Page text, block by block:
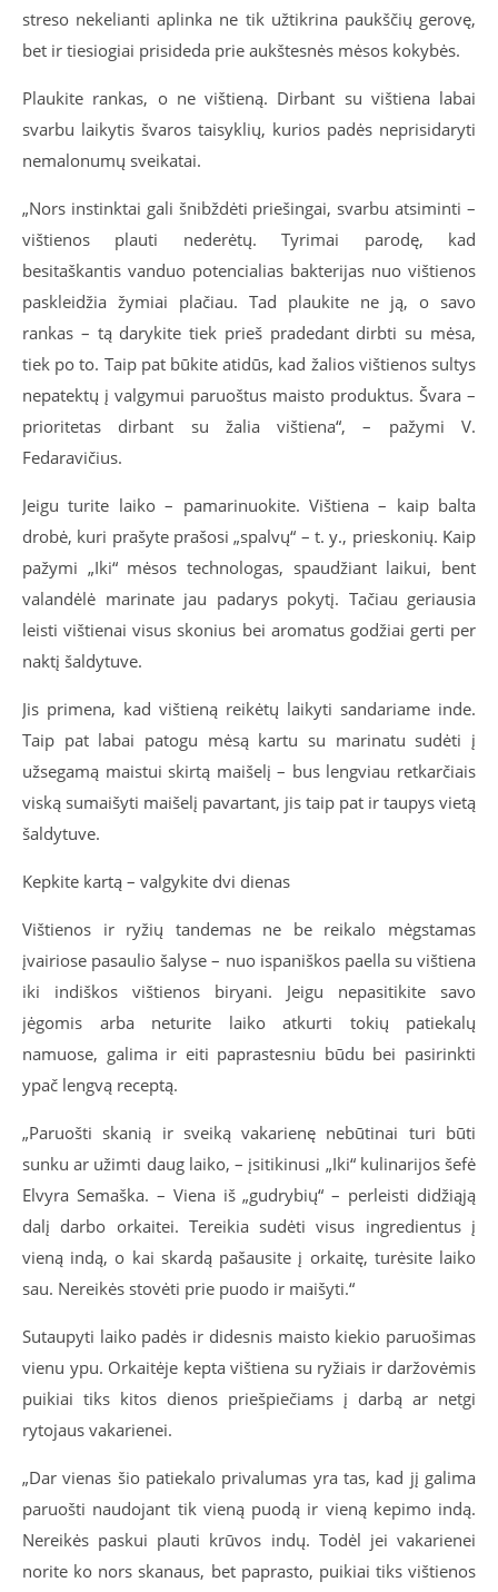
streso nekelianti aplinka ne tik užtikrina paukščių gerovę,
bet ir tiesiogiai prisideda prie aukštesnės mėsos kokybės.
Plaukite rankas, o ne vištieną. Dirbant su vištiena labai
svarbu laikytis švaros taisyklių, kurios padės neprisidaryti
nemalonumų sveikatai.
„Nors instinktai gali šnibždėti priešingai, svarbu atsiminti –
vištienos plauti nederėtų. Tyrimai parodę, kad
besitaškantis vanduo potencialias bakterijas nuo vištienos
paskleidžia žymiai plačiau. Tad plaukite ne ją, o savo
rankas – tą darykite tiek prieš pradedant dirbti su mėsa,
tiek po to. Taip pat būkite atidūs, kad žalios vištienos sultys
nepatektų į valgymui paruoštus maisto produktus. Švara –
prioritetas dirbant su žalia vištiena“, – pažymi V.
Fedaravičius.
Jeigu turite laiko – pamarinuokite. Vištiena – kaip balta
drobė, kuri prašyte prašosi „spalvų“ – t. y., prieskonių. Kaip
pažymi „Iki“ mėsos technologas, spaudžiant laikui, bent
valandėlė marinate jau padarys pokytį. Tačiau geriausia
leisti vištienai visus skonius bei aromatus godžiai gerti per
naktį šaldytuve.
Jis primena, kad vištieną reikėtų laikyti sandariame inde.
Taip pat labai patogu mėsą kartu su marinatu sudėti į
užsegamą maistui skirtą maišelį – bus lengviau retkarčiais
viską sumaišyti maišelį pavartant, jis taip pat ir taupys vietą
šaldytuve.
Kepkite kartą – valgykite dvi dienas
Vištienos ir ryžių tandemas ne be reikalo mėgstamas
įvairiose pasaulio šalyse – nuo ispaniškos paella su vištiena
iki indiškos vištienos biryani. Jeigu nepasitikite savo
jėgomis arba neturite laiko atkurti tokių patiekalų
namuose, galima ir eiti paprastesniu būdu bei pasirinkti
ypač lengvą receptą.
„Paruošti skanią ir sveiką vakarienę nebūtinai turi būti
sunku ar užimti daug laiko, – įsitikinusi „Iki“ kulinarijos šefė
Elvyra Semaška. – Viena iš „gudrybių“ – perleisti didžiąją
dalį darbo orkaitei. Tereikia sudėti visus ingredientus į
vieną indą, o kai skardą pašausite į orkaitę, turėsite laiko
sau. Nereikės stovėti prie puodo ir maišyti.“
Sutaupyti laiko padės ir didesnis maisto kiekio paruošimas
vienu ypu. Orkaitėje kepta vištiena su ryžiais ir daržovėmis
puikiai tiks kitos dienos priešpiečiams į darbą ar netgi
rytojaus vakarienei.
„Dar vienas šio patiekalo privalumas yra tas, kad jį galima
paruošti naudojant tik vieną puodą ir vieną kepimo indą.
Nereikės paskui plauti krūvos indų. Todėl jei vakarienei
norite ko nors skanaus, bet paprasto, puikiai tiks vištienos